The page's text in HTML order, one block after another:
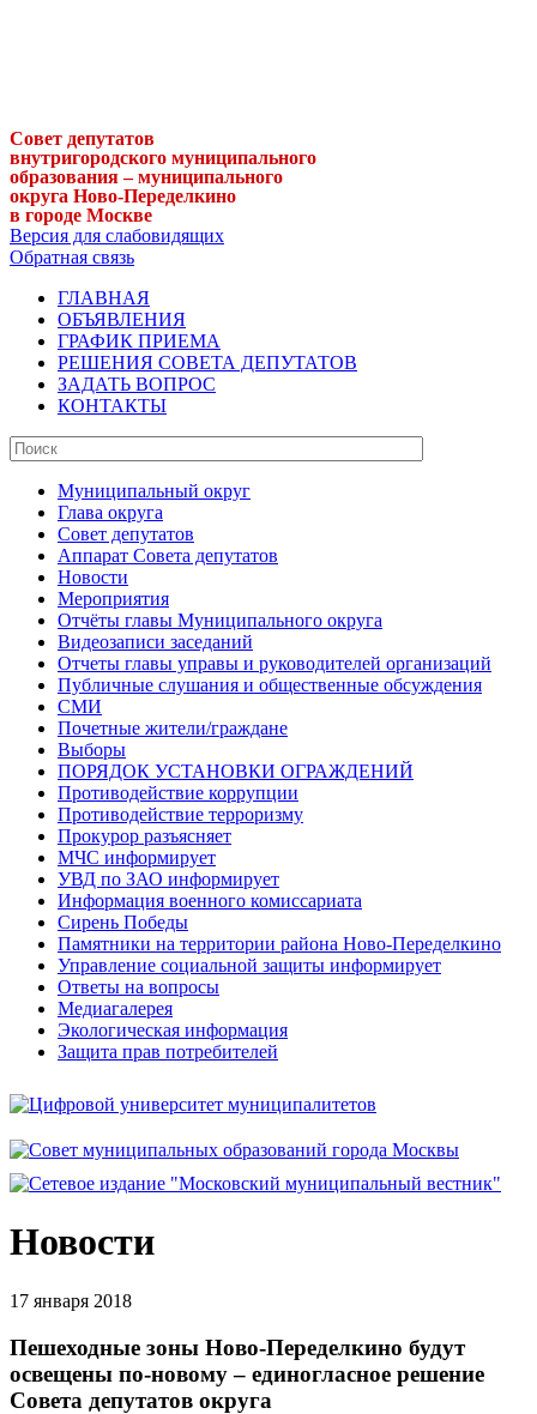
Совет депутатов
внутригородского муниципального
образования – муниципального
округа Ново-Переделкино
в городе Москве
Версия для слабовидящих
Обратная связь
ГЛАВНАЯ
ОБЪЯВЛЕНИЯ
ГРАФИК ПРИЕМА
РЕШЕНИЯ СОВЕТА ДЕПУТАТОВ
ЗАДАТЬ ВОПРОС
КОНТАКТЫ
Муниципальный округ
Глава округа
Совет депутатов
Аппарат Совета депутатов
Новости
Мероприятия
Отчёты главы Муниципального округа
Видеозаписи заседаний
Отчеты главы управы и руководителей организаций
Публичные слушания и общественные обсуждения
СМИ
Почетные жители/граждане
Выборы
ПОРЯДОК УСТАНОВКИ ОГРАЖДЕНИЙ
Противодействие коррупции
Противодействие терроризму
Прокурор разъясняет
МЧС информирует
УВД по ЗАО информирует
Информация военного комиссариата
Сирень Победы
Памятники на территории района Ново-Переделкино
Управление социальной защиты информирует
Ответы на вопросы
Медиагалерея
Экологическая информация
Защита прав потребителей
Новости
17 января 2018
Пешеходные зоны Ново-Переделкино будут
освещены по-новому – единогласное решение
Совета депутатов округа